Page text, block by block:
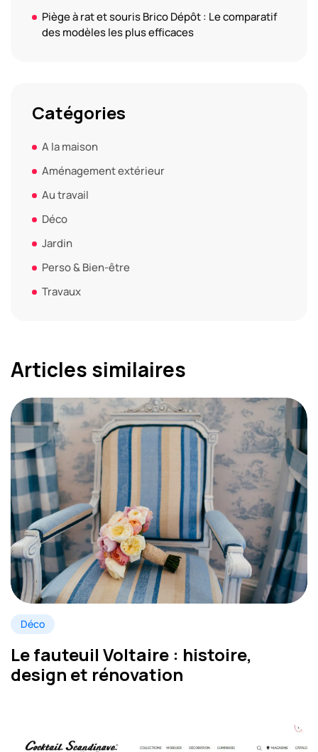
Piège à rat et souris Brico Dépôt : Le comparatif
des modèles les plus efficaces
Catégories
A la maison
Aménagement extérieur
Au travail
Déco
Jardin
Perso & Bien-être
Travaux
Articles similaires
Déco
Le fauteuil Voltaire : histoire,
design et rénovation